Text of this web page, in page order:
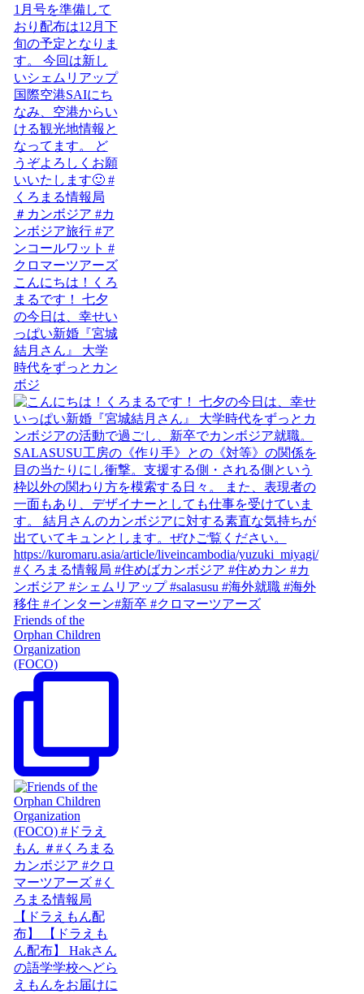
こんにちは！くろ
まるです！ 七夕
の今日は、幸せい
っぱい新婚『宮城
結月さん』 大学
時代をずっとカン
ボジ
Friends of the
Orphan Children
Organization
(FOCO)
【ドラえもん配
布】 【ドラえも
ん配布】 Hakさん
の語学学校へどら
えもんをお届けに